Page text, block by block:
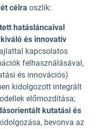
célra oszlik:
hatásláncaival
és innovatív
kapcsolatos
felhasználásával,
és innovációs)
kidolgozott integrált
előmozdítása;
kutatási és
bevonva az